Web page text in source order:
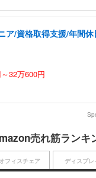
ア/資格取得支援/年間
32万600円
売れ筋ランキ
オフィスチェア ディスプレ